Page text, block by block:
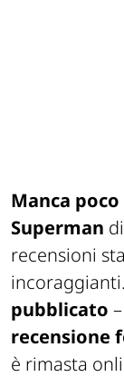
Manca poco
Superman
recensioni
incoraggianti.
pubblicato
recensione
è rimasta